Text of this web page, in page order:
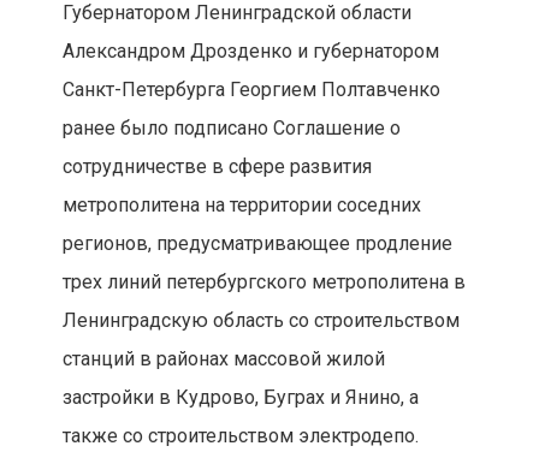
Губернатором Ленинградской области
Александром Дрозденко и губернатором
Санкт-Петербурга Георгием Полтавченко
ранее было подписано Соглашение о
сотрудничестве в сфере развития
метрополитена на территории соседних
регионов, предусматривающее продление
трех линий петербургского метрополитена в
Ленинградскую область со строительством
станций в районах массовой жилой
застройки в Кудрово, Буграх и Янино, а
также со строительством электродепо.